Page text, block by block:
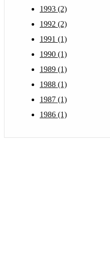
1993 (2)
1992 (2)
1991 (1)
1990 (1)
1989 (1)
1988 (1)
1987 (1)
1986 (1)